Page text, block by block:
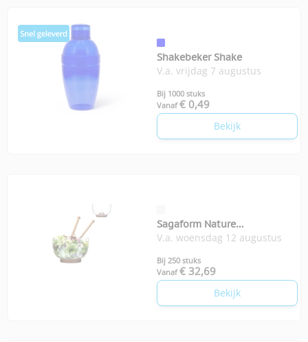
Shakebeker Shake
V.a. vrijdag 7 augustus
Bij 1000 stuks
Vanaf € 0,49
Bekijk
Sagaform Nature
saladeschaal
V.a. woensdag 12 augustus
Bij 250 stuks
Vanaf € 32,69
Bekijk